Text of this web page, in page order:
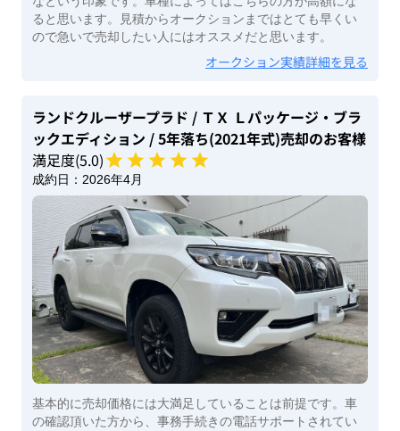
ると思います。見積からオークションまではとても早くい
ので急いで売却したい人にはオススメだと思います。
オークション実績詳細を見る
ランドクルーザープラド / ＴＸ Ｌパッケージ・ブラ
ックエディション / 5年落ち(2021年式)売却のお客様
満足度(5.0)
成約日： 2026年4月
基本的に売却価格には大満足していることは前提です。車
の確認頂いた方から、事務手続きの電話サポートされてい